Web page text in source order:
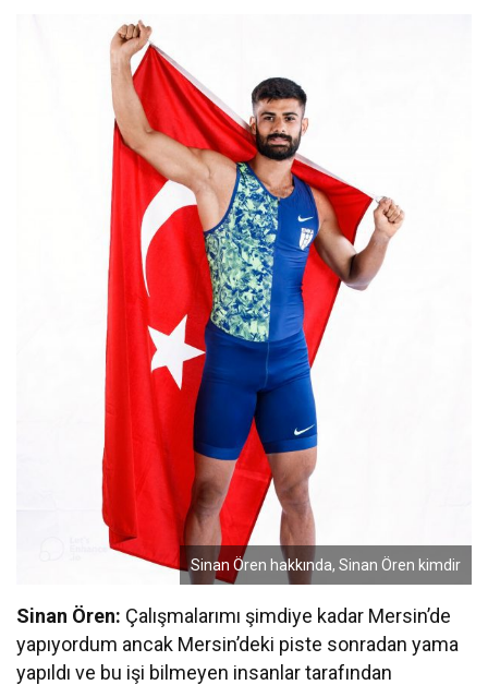
Sinan Ören hakkında, Sinan Ören kimdir
Sinan Ören: Çalışmalarımı şimdiye kadar Mersin’de
yapıyordum ancak Mersin’deki piste sonradan yama
yapıldı ve bu işi bilmeyen insanlar tarafından